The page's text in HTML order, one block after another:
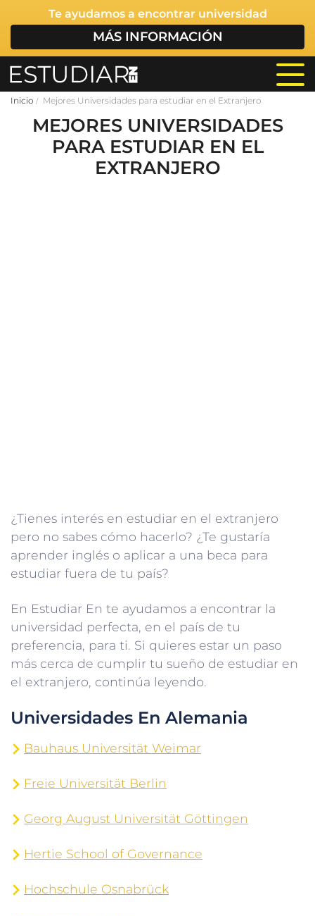
Te ayudamos a encontrar universidad
MÁS INFORMACIÓN
Inicio Mejores Universidades para estudiar en el Extranjero
MEJORES UNIVERSIDADES
PARA ESTUDIAR EN EL
EXTRANJERO
¿Tienes interés en estudiar en el extranjero
pero no sabes cómo hacerlo? ¿Te gustaría
aprender inglés o aplicar a una beca para
estudiar fuera de tu país?
En Estudiar En te ayudamos a encontrar la
universidad perfecta, en el país de tu
preferencia, para ti. Si quieres estar un paso
más cerca de cumplir tu sueño de estudiar en
el extranjero, continúa leyendo.
Universidades En Alemania
Bauhaus Universität Weimar
Freie Universität Berlin
Georg August Universität Göttingen
Hertie School of Governance
Hochschule Osnabrück